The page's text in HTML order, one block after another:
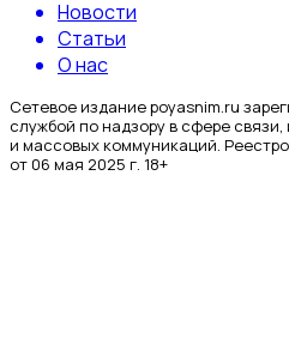
Новости
Статьи
О нас
Сетевое издание poyasnim.ru
службой по надзору в сфере
и массовых коммуникаций.
от 06 мая 2025 г. 18+